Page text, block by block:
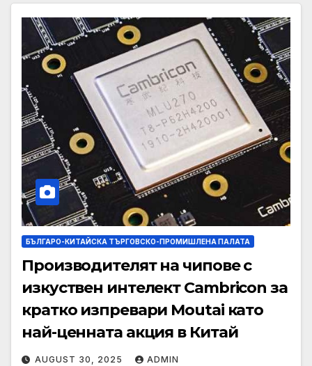
БЪЛГАРО-КИТАЙСКА ТЪРГОВСКО-ПРОМИШЛЕНА ПАЛАТА
Производителят на чипове с
изкуствен интелект Cambricon за
кратко изпревари Moutai като
най-ценната акция в Китай
AUGUST 30, 2025 ADMIN